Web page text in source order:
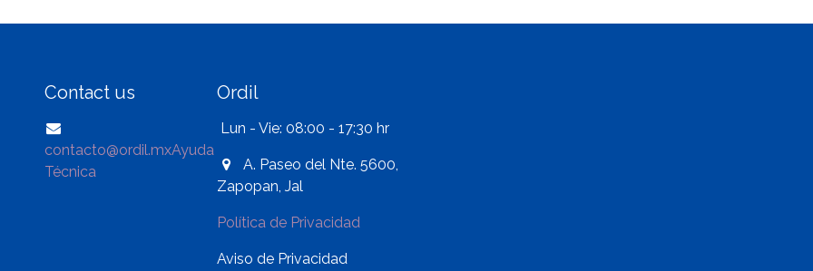
Contact us
contacto@ordil.mxAyuda
Técnica
Ordil
Lun - Vie: 08:00 - 17:30 hr
A. Paseo del Nte. 5600,
Zapopan, Jal
Política de Privacidad
Aviso de Privacidad